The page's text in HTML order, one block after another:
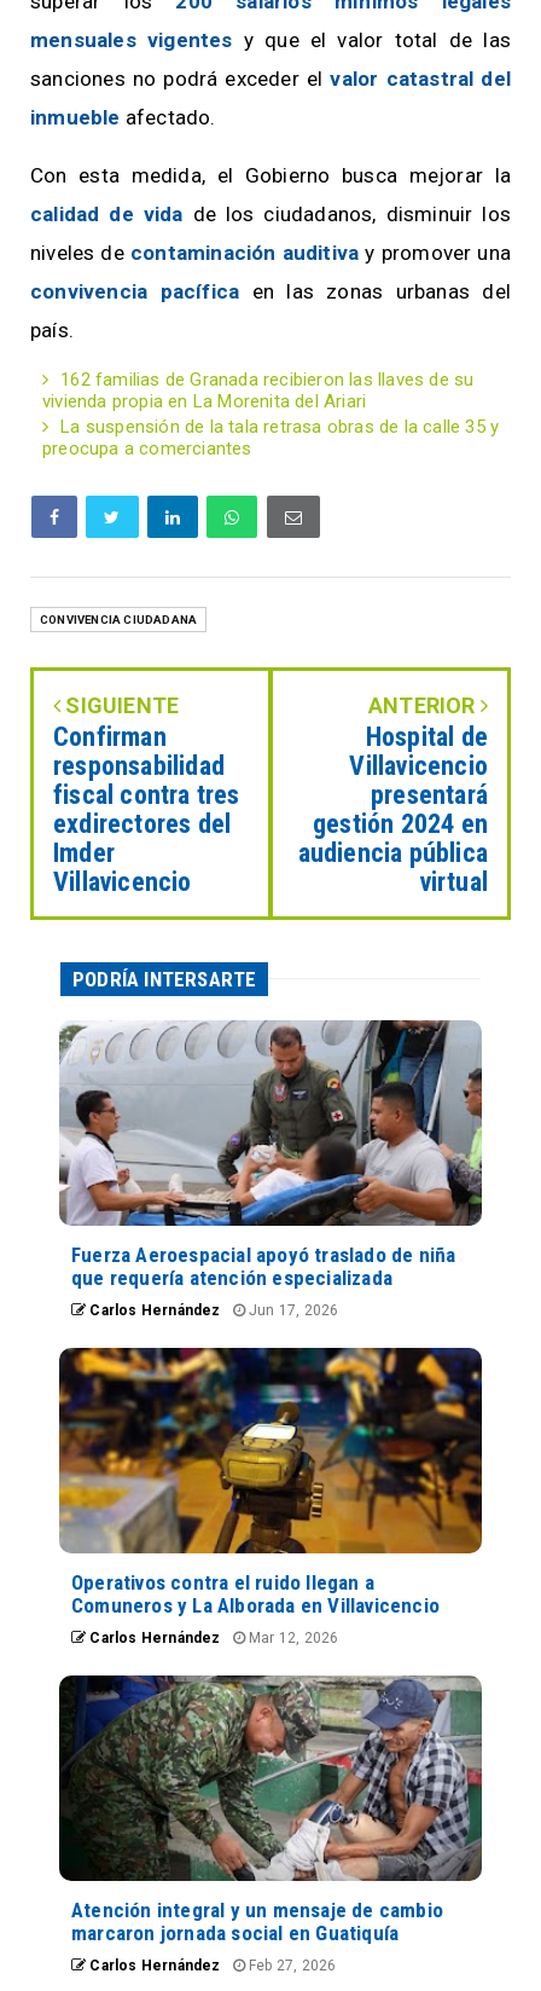
mensuales vigentes y que el valor total de las
sanciones no podrá exceder elvalor catastral del
inmueble afectado.
Con esta medida, el Gobierno busca mejorar la
calidad de vida de los ciudadanos, disminuir los
niveles de contaminación auditiva y promover una
convivencia pacífica en las zonas urbanas del
país.
162 familias de Granada recibieron las llaves de su
vivienda propia en La Morenita del Ariari
La suspensión de la tala retrasa obras de la calle 35 y
preocupa a comerciantes
CONVIVENCIA CIUDADANA
SIGUIENTE
Confirman
responsabilidad
fiscal contra tres
exdirectores del
Imder
Villavicencio
ANTERIOR
Hospital de
Villavicencio
presentará
gestión 2024 en
audiencia pública
virtual
PODRÍA INTERSARTE
Fuerza Aeroespacial apoyó traslado de niña
que requería atención especializada
Carlos Hernández Jun 17, 2026
Operativos contra el ruido llegan a
Comuneros y La Alborada en Villavicencio
Carlos Hernández Mar 12, 2026
Atención integral y un mensaje de cambio
marcaron jornada social en Guatiquía
Carlos Hernández Feb 27, 2026